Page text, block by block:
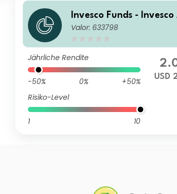
Invesco Funds - Invesco
Opportunities Equity
Valor: 633798
Jährliche Rendite
-50% 0%
+50%
Risiko-Level
1 10
USD